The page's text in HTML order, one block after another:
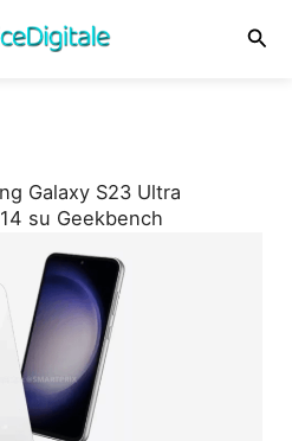
Galaxy S23 Ultra
su Geekbench